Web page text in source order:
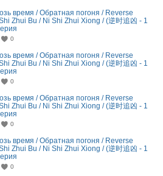
время / Обратная погоня / Reverse
Zhui Bu / Ni Shi Zhui Xiong / (逆时追凶 - 1
0
время / Обратная погоня / Reverse
Zhui Bu / Ni Shi Zhui Xiong / (逆时追凶 - 1
0
время / Обратная погоня / Reverse
Zhui Bu / Ni Shi Zhui Xiong / (逆时追凶 - 1
0
время / Обратная погоня / Reverse
Zhui Bu / Ni Shi Zhui Xiong / (逆时追凶 - 1
0